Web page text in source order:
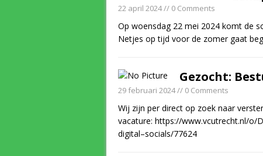
22 april 2024// 0 Comments
Op woensdag 22 mei 2024 komt de
Netjes op tijd voor de zomer gaat
Gezocht:
29 februari 2024// 0 Comments
Wij zijn per direct op zoek naar
vacature: https://www.vcutrecht.nl/o/
digital–socials/77624